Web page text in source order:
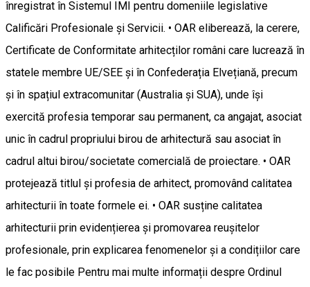
înregistrat în Sistemul IMI pentru domeniile legislative
Calificări Profesionale și Servicii. • OAR eliberează, la cerere,
Certificate de Conformitate arhitecților români care lucrează în
statele membre UE/SEE și în Confederația Elvețiană, precum
și în spațiul extracomunitar (Australia și SUA), unde își
exercită profesia temporar sau permanent, ca angajat, asociat
unic în cadrul propriului birou de arhitectură sau asociat în
cadrul altui birou/societate comercială de proiectare. • OAR
protejează titlul și profesia de arhitect, promovând calitatea
arhitecturii în toate formele ei. • OAR susține calitatea
arhitecturii prin evidențierea și promovarea reușitelor
profesionale, prin explicarea fenomenelor și a condițiilor care
le fac posibile Pentru mai multe informații despre Ordinul